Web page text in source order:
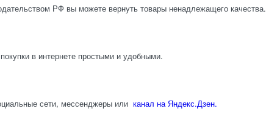
РФ вы можете вернуть товары ненадлежащего качества.
в интернете простыми и удобными.
сети, мессенджеры или канал на Яндекс.Дзен.